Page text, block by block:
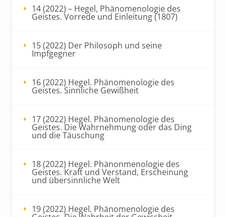
14 (2022) – Hegel, Phänomenologie des
Geistes. Vorrede und Einleitung (1807)
15 (2022) Der Philosoph und seine
Impfgegner
16 (2022) Hegel. Phänomenologie des
Geistes. Sinnliche Gewißheit
17 (2022) Hegel. Phänomenologie des
Geistes. Die Wahrnehmung oder das Ding
und die Täuschung
18 (2022) Hegel. Phänonmenologie des
Geistes. Kraft und Verstand, Erscheinung
und übersinnliche Welt
19 (2022) Hegel. Phänomenologie des